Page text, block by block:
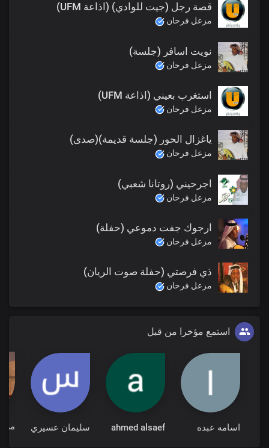
قصة رجل (جيت للوادي) (اذاعة UFM)
مزعل فرحان
نويت اسافر (جلسة)
مزعل فرحان
استغرب بعيني (اذاعة UFM)
مزعل فرحان
ياغزال الحور (جلسة قديمة)(صدى)
مزعل فرحان
اجرحيني (روتانا شعبي)
مزعل فرحان
ارجوك جفت دموعي (حفلة)
مزعل فرحان
ذي فرصتي (حفلة صوت الريان)
مزعل فرحان
استمع مؤخرا من قبل
اسامه عبده ahmed alsaef سليمان عسيري